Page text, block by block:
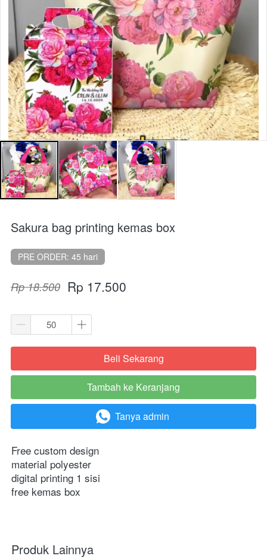
Sakura bag printing kemas box
PRE ORDER: 45 hari
Rp 18.500 Rp 17.500
`Beli Sekarang
`
Tambah ke Keranjang
` Tanya admin
Free custom design
material polyester
digital printing 1 sisi
free kemas box
Produk Lainnya